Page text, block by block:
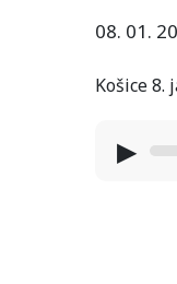
08. 01.
Košice 8.
▶